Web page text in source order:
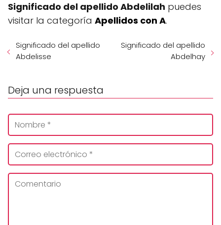
Significado del apellido Abdelilah puedes
visitar la categoría Apellidos con A.
Significado del apellido
Abdelisse
Significado del apellido
Abdelhay
Deja una respuesta